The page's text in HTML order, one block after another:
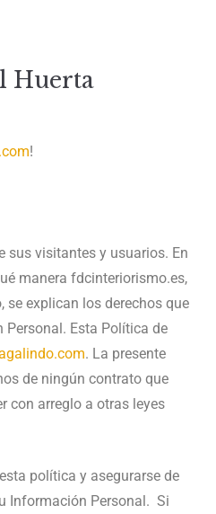
Huerta
!
sus visitantes y usuarios. En
manera fdcinteriorismo.es,
explican los derechos que
Esta Política de
. La presente
de ningún contrato que
con arreglo a otras leyes
política y asegurarse de
Información Personal. Si